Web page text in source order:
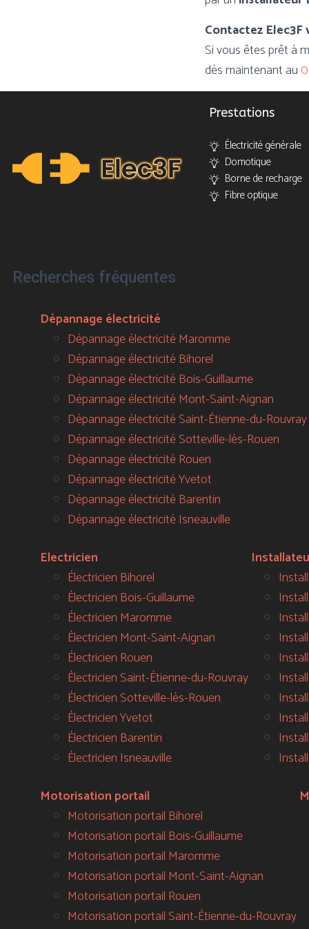
Contactez
Si vous êtes prêt à
dès maintenant au
Prestations
Électricité générale
Domotique
Borne de recharge
Fibre optique
Recherches fréquentes
Dépannage électricité
Dépannage électricité Maromme
Dépannage électricité Bihorel
Dépannage électricité Bois-Guillaume
Dépannage électricité Mont-Saint-Aignan
Dépannage électricité Saint-Étienne-du-Rouvray
Dépannage électricité Sotteville-lès-Rouen
Dépannage électricité Rouen
Dépannage électricité Yvetot
Dépannage électricité Barentin
Dépannage électricité Isneauville
Electricien
Électricien Bihorel
Électricien Bois-Guillaume
Électricien Maromme
Électricien Mont-Saint-Aignan
Électricien Rouen
Électricien Saint-Étienne-du-Rouvray
Électricien Sotteville-lès-Rouen
Électricien Yvetot
Électricien Barentin
Électricien Isneauville
Motorisation portail
Motorisation portail Bihorel
Motorisation portail Bois-Guillaume
Motorisation portail Maromme
Motorisation portail Mont-Saint-Aignan
Motorisation portail Rouen
Motorisation portail Saint-Étienne-du-Rouvray